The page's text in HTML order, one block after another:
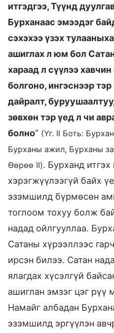
итгэдгээ, Түүнд
Бурханаас эмээдэг
сэхэхээ үзэх
ашиглах л юм бол
хараад л сүүлээ
болгоно, ингэснээр
дайралт,
зөвхөн тэр үед л чи
болно” (Үг. II Боть:
Бурханы ажил, Бурханы
Өөрөө II). Бурханд итгэх
хэрэгжүүлээгүй байх
эзэмшилд бүрмөсөн
тоглоом тохуу болж
надад ойлгууллаа.
Сатаны хүрээллээс
ирсэн билээ. Сатан
ялагдах хүсэлгүй
ашиглан эмзэг цэг рүү
Намайг албадан
эзэмшилд эргүүлэн